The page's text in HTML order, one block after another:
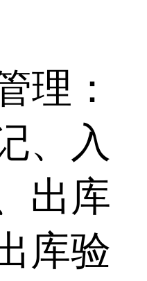
理：
、入
出库
库验